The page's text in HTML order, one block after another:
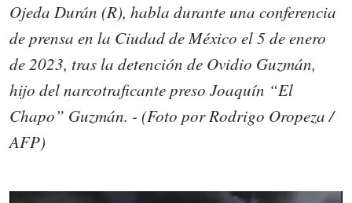
Ojeda Durán (R), habla durante una conferencia
de prensa en la Ciudad de México el 5 de enero
de 2023, tras la detención de Ovidio Guzmán,
hijo del narcotraficante preso Joaquín “El
Chapo” Guzmán. - (Foto por Rodrigo Oropeza /
AFP)